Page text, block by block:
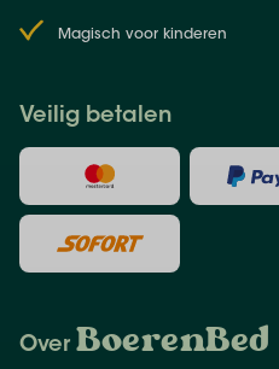
Magisch voor kinderen
Over BoerenBed
Veilig betalen